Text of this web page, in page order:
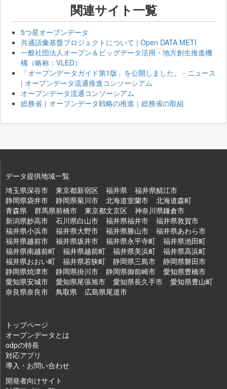
関連サイト一覧
5つ星オープンデータ
共通語彙基盤プロジェクトについて | Open DATA METI
一般社団法人オープン＆ビッグデータ活用・地方創生推進機
構（略称：VLED）
「オープンデータガイド第1版」を公開しました。 - ニュース
| オープンデータ流通推進コンソーシアム
オープンデータ流通コンソーシアム
総務省｜オープンデータ戦略の推進｜総務省の取組
データ提供地域一覧
埼玉県深谷市
東京都新宿区 福井県
福井県鯖江市
静岡県袋井市
静岡県菊川市 北海道室蘭市
北海道森町
青森県
群馬県前橋市 東京都文京区
神奈川県鎌倉市
新潟県妙高市
石川県白山市 福井県福井市
福井県敦賀市
福井県小浜市
福井県大野市 福井県勝山市
福井県あわら市
福井県越前市
福井県坂井市 福井県永平寺町
福井県池田町
福井県南越前町
福井県越前町 福井県美浜町
福井県高浜町
福井県おおい町
福井県若狭町 静岡県三島市
静岡県磐田市
静岡県焼津市
静岡県掛川市 静岡県御前崎市
愛知県豊橋市
愛知県安城市
愛知県尾張旭市 愛知県長久手市
愛知県豊山町
奈良県奈良市
鳥取県 広島県尾道市
トップページ
オープンデータとは
odpの特長
対応アプリ
導入・お問い合わせ
開発者向けサイト